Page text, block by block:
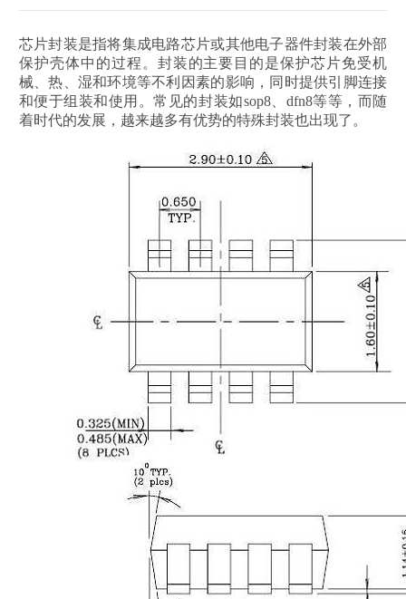
芯片封装是指将集成电路芯片或其他电子器件封装在外部
保护壳体中的过程。封装的主要目的是保护芯片免受机
械、热、湿和环境等不利因素的影响，同时提供引脚连接
和便于组装和使用。常见的封装如sop8、dfn8等等，而随
着时代的发展，越来越多有优势的特殊封装也出现了。